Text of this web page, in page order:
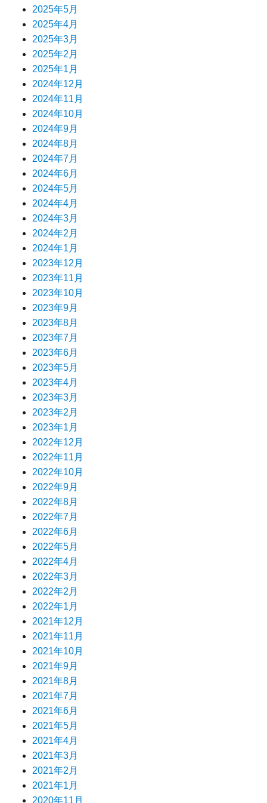
2025年5月
2025年4月
2025年3月
2025年2月
2025年1月
2024年12月
2024年11月
2024年10月
2024年9月
2024年8月
2024年7月
2024年6月
2024年5月
2024年4月
2024年3月
2024年2月
2024年1月
2023年12月
2023年11月
2023年10月
2023年9月
2023年8月
2023年7月
2023年6月
2023年5月
2023年4月
2023年3月
2023年2月
2023年1月
2022年12月
2022年11月
2022年10月
2022年9月
2022年8月
2022年7月
2022年6月
2022年5月
2022年4月
2022年3月
2022年2月
2022年1月
2021年12月
2021年11月
2021年10月
2021年9月
2021年8月
2021年7月
2021年6月
2021年5月
2021年4月
2021年3月
2021年2月
2021年1月
2020年11月